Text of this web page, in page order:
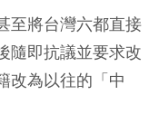
至將台灣六都直接
隨即抗議並要求改
改為以往的「中